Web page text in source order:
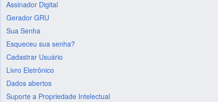
Assinador Digital
Gerador GRU
Sua Senha
Esqueceu sua senha?
Cadastrar Usuário
Livro Eletrônico
Dados abertos
Suporte a Propriedade Intelectual